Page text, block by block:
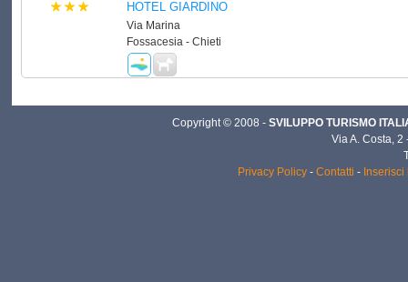
HOTEL GIARDINO
Via Marina
Fossacesia - Chieti
Copyright © 2008 - SVILUPPO TURISMO
Via A. Costa,
Privacy Policy - Contatti -